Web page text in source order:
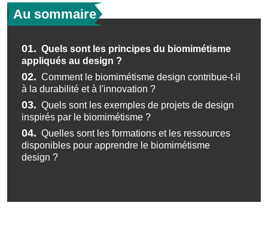
Au sommaire
01. Quels sont les principes du biomimétisme
appliqués au design ?
02. Comment le biomimétisme design contribue-t-il
à la durabilité et à l'innovation ?
03. Quels sont les exemples de projets de design
inspirés par le biomimétisme ?
04. Quelles sont les formations et les ressources
disponibles pour apprendre le biomimétisme
design ?